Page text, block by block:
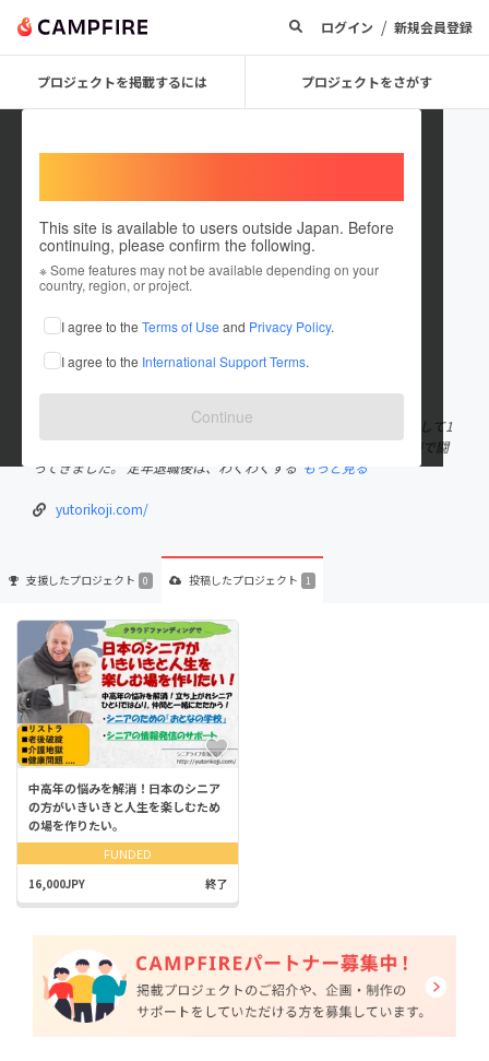
ログイン / 新規会員登録
プロジェクトを掲載するには プロジェクトをさがす
This site is available to users outside Japan. Before
continuing, please confirm the following.
※ Some features may not be available depending on your
country, region, or project.
I agree to the Terms of Use and Privacy Policy.
I agree to the International Support Terms.
Continue
team freedom
これまでに1件のプロジェクトを投稿しています
在住国：日本 現在地：奈良県
出身国：日本 出身地：兵庫県
「シニアライフ支援協会」 代表 ゆとり こうじ 海外で駐在員として1
2年生活、世界40カ国以上を旅し、欧米大手企業とビジネスの土俵で闘
ってきました。 定年退職後は、わくわくする もっと見る
yutorikoji.com/
支援したプロジェクト 0 投稿したプロジェクト 1
中高年の悩みを解消！日本のシニア
の方がいきいきと人生を楽しむため
の場を作りたい。
FUNDED
16,000JPY 終了